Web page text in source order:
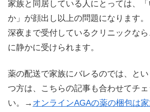
家族と同居している人にとっては、
か」が顔出し以上の問題になります。
深夜まで受付しているクリニックな
に静かに受けられます。
薬の配送で家族にバレるのでは、と
つ方は、こちらの記事も合わせてチ
い。→ オンラインAGAの薬の梱包は